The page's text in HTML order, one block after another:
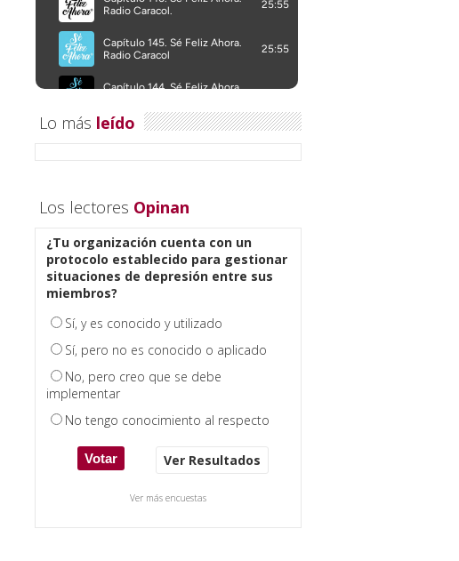
Lo más leído
Los lectores Opinan
¿Tu organización cuenta con un
protocolo establecido para gestionar
situaciones de depresión entre sus
miembros?
Sí, y es conocido y utilizado
Sí, pero no es conocido o aplicado
No, pero creo que se debe
implementar
No tengo conocimiento al respecto
Ver Resultados
Ver más encuestas